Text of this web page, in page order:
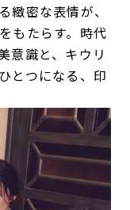
緻密な表情が、
もたらす。時代
意識と、キウリ
とつになる、印